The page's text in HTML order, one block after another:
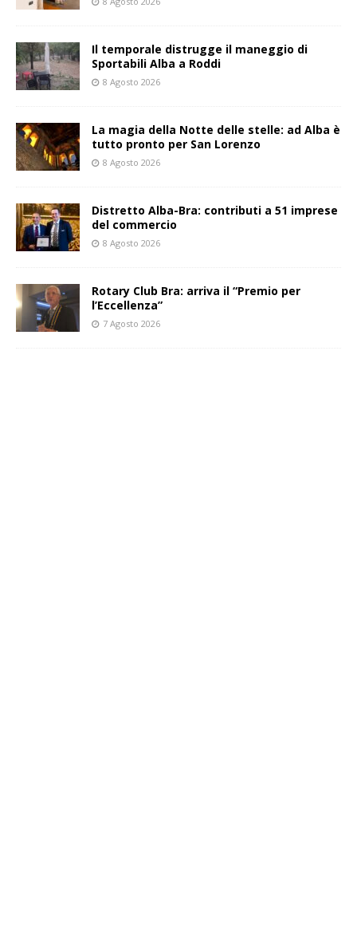
Il temporale distrugge il maneggio di
Sportabili Alba a Roddi
8 Agosto 2026
La magia della Notte delle stelle: ad Alba è
tutto pronto per San Lorenzo
8 Agosto 2026
Distretto Alba-Bra: contributi a 51 imprese
del commercio
8 Agosto 2026
Rotary Club Bra: arriva il “Premio per
l’Eccellenza”
7 Agosto 2026